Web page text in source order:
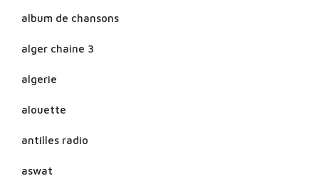
album de chansons
alger chaine 3
algerie
alouette
antilles radio
aswat